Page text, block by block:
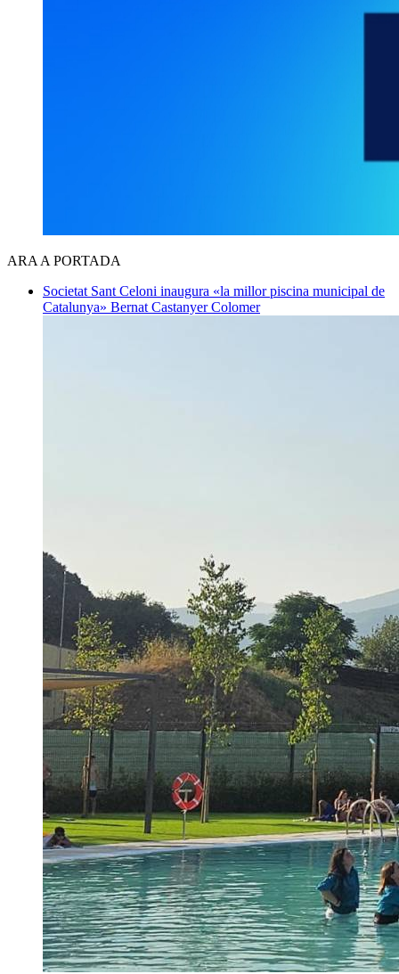
ARA A PORTADA
Societat Sant Celoni inaugura «la millor piscina municipal de
Catalunya» Bernat Castanyer Colomer